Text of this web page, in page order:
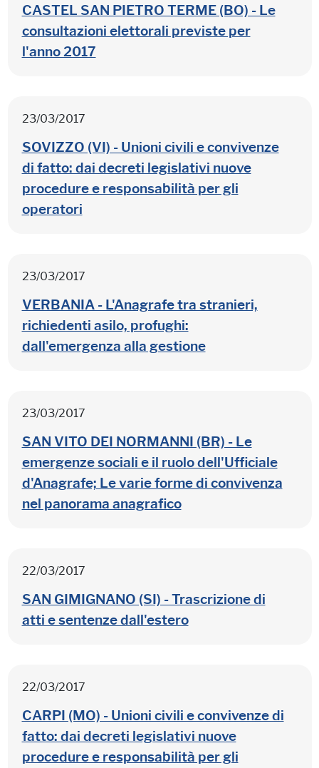
CASTEL SAN PIETRO TERME (BO) - Le
consultazioni elettorali previste per
l'anno 2017
23/03/2017
SOVIZZO (VI) - Unioni civili e convivenze
di fatto: dai decreti legislativi nuove
procedure e responsabilità per gli
operatori
23/03/2017
VERBANIA - L'Anagrafe tra stranieri,
richiedenti asilo, profughi:
dall'emergenza alla gestione
23/03/2017
SAN VITO DEI NORMANNI (BR) - Le
emergenze sociali e il ruolo dell'Ufficiale
d'Anagrafe; Le varie forme di convivenza
nel panorama anagrafico
22/03/2017
SAN GIMIGNANO (SI) - Trascrizione di
atti e sentenze dall'estero
22/03/2017
CARPI (MO) - Unioni civili e convivenze di
fatto: dai decreti legislativi nuove
procedure e responsabilità per gli